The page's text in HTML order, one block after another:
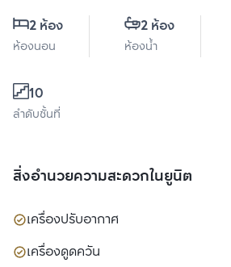
2 ห้อง
ห้องนอน
2 ห้อง
ห้องน้ำ
10
ลำดับชั้นที่
สิ่งอำนวยความสะดวกในยูนิต
เครื่องปรับอากาศ
เครื่องดูดควัน